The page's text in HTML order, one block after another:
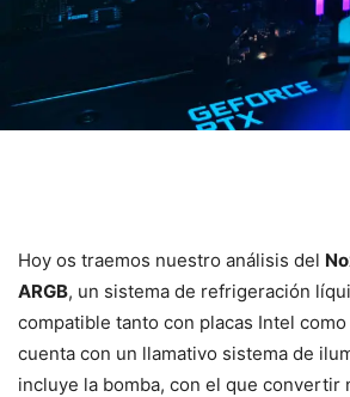
Hoy os traemos nuestro análisis del
ARGB, un sistema de refrigeración
compatible tanto con placas Intel como
cuenta con un llamativo sistema de
incluye la bomba, con el que convertir